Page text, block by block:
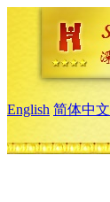
English 简体中文